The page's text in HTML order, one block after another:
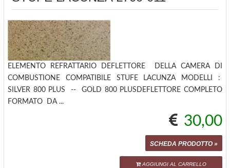
ELEMENTO REFRATTARIO DEFLETTORE DELLA CAMERA DI
COMBUSTIONE COMPATIBILE STUFE LACUNZA MODELLI :
SILVER 800 PLUS -- GOLD 800 PLUSDEFLETTORE COMPLETO
FORMATO DA ...
30,00
SCHEDA PRODOTTO »
AGGIUNGI AL CARRELLO